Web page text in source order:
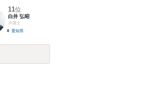
11位
白井 弘昭
弁護士
愛知県